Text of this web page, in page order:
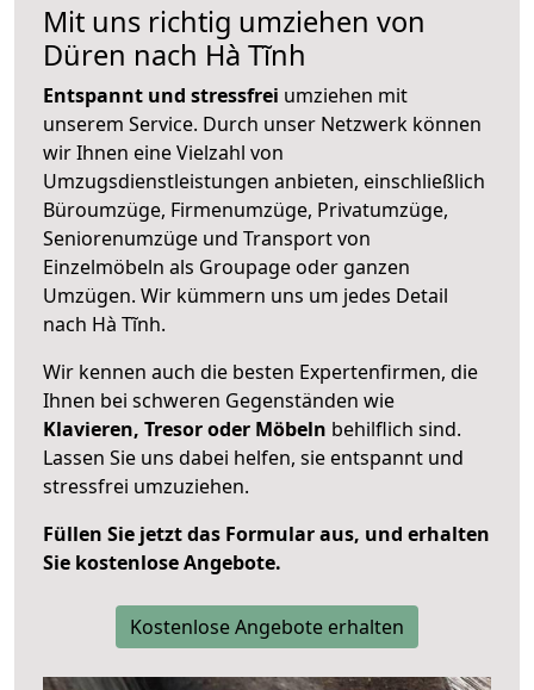
Mit uns richtig umziehen von
Düren nach Hà Tĩnh
Entspannt und stressfrei umziehen mit
unserem Service. Durch unser Netzwerk können
wir Ihnen eine Vielzahl von
Umzugsdienstleistungen anbieten, einschließlich
Büroumzüge, Firmenumzüge, Privatumzüge,
Seniorenumzüge und Transport von
Einzelmöbeln als Groupage oder ganzen
Umzügen. Wir kümmern uns um jedes Detail
nach Hà Tĩnh.
Wir kennen auch die besten Expertenfirmen, die
Ihnen bei schweren Gegenständen wie
Klavieren, Tresor oder Möbeln behilflich sind.
Lassen Sie uns dabei helfen, sie entspannt und
stressfrei umzuziehen.
Füllen Sie jetzt das Formular aus, und erhalten
Sie kostenlose Angebote.
Kostenlose Angebote erhalten